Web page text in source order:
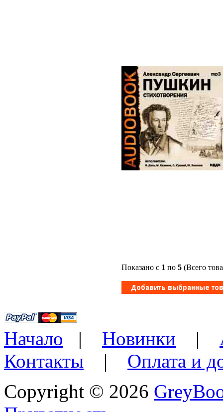
Показано с 1 по 5 (Всего
Начало | Новинки |
Контакты | Оплата и
Copyright © 2026